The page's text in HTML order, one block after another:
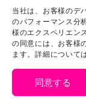
当社は、お客様のデ
のパフォーマンス分
様のエクスペリエン
の同意には、お客様
ます。詳細について
同意する
利用規約
プライバシー
プレスリリース